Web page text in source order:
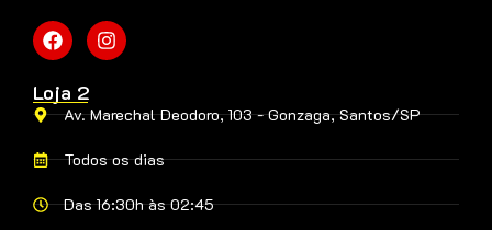
Loja 2
Av. Marechal Deodoro, 103 - Gonzaga, Santos/SP
Todos os dias
Das 16:30h às 02:45